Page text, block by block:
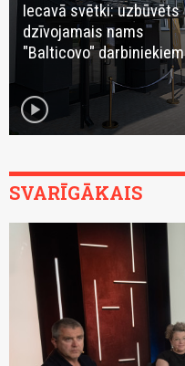
Iecavā svētki: uzbūvēts
dzīvojamais nams
"Balticovo" darbiniekiem
play_circle
SVARĪGĀKAIS